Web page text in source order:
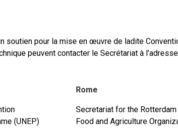
soutien pour la mise en œuvre de ladite
peuvent contacter le Secrétariat à
(UNEP)
Rome
Secretariat for the
Food and Agriculture